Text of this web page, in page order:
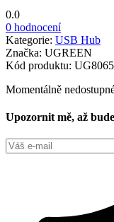
0.0
0 hodnocení
Kategorie: USB Hub
Značka: UGREEN
Kód produktu:
Momentálně
Upozornit mě, až